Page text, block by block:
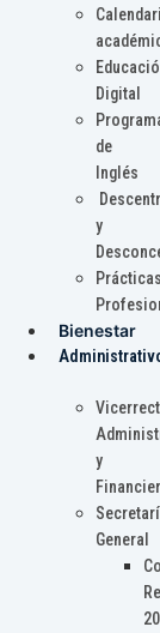
Digital
de
Inglés
y
Prácticas
Bienestar
y
General